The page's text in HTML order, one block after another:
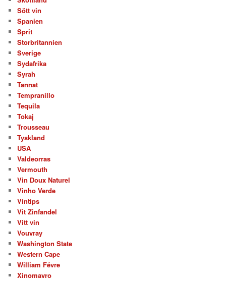
Sött vin
Spanien
Sprit
Storbritannien
Sverige
Sydafrika
Syrah
Tannat
Tempranillo
Tequila
Tokaj
Trousseau
Tyskland
USA
Valdeorras
Vermouth
Vin Doux Naturel
Vinho Verde
Vintips
Vit Zinfandel
Vitt vin
Vouvray
Washington State
Western Cape
William Févre
Xinomavro